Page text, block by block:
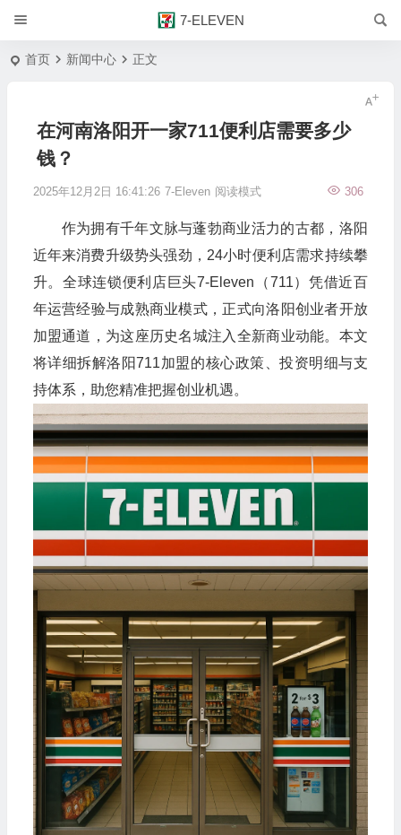
7-ELEVEN
首页 新闻中心 正文
在河南洛阳开一家711便利店需要多少
钱？
2025年12月2日 16:41:26 7-Eleven 306
阅读模式
作为拥有千年文脉与蓬勃商业活力的古都，洛阳
近年来消费升级势头强劲，24小时便利店需求持续攀
升。全球连锁便利店巨头7-Eleven（711）凭借近百
年运营经验与成熟商业模式，正式向洛阳创业者开放
加盟通道，为这座历史名城注入全新商业动能。本文
将详细拆解洛阳711加盟的核心政策、投资明细与支
持体系，助您精准把握创业机遇。